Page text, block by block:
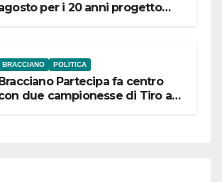
per i 20 anni progetto
BRACCIANO POLITICA
Bracciano Partecipa fa centro
due campionesse di Tiro a